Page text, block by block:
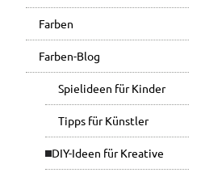
Farben
Farben-Blog
Spielideen für Kinder
Tipps für Künstler
DIY-Ideen für Kreative